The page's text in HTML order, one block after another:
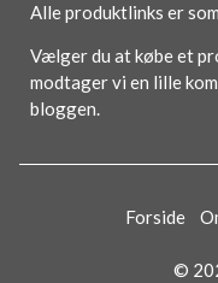
Alle produktlinks er
Vælger du at købe et
modtager vi en lille
bloggen.
Forside
©